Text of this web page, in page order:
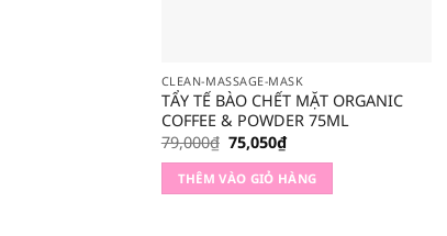
CLEAN-MASSAGE-MASK
TẨY TẾ BÀO CHẾT MẶT ORGANIC
COFFEE & POWDER 75ML
79,000₫ Giá
gốc
là:
79,000₫.
75,050₫Giá
tại
là:
THÊM VÀO GIỎ HÀNG